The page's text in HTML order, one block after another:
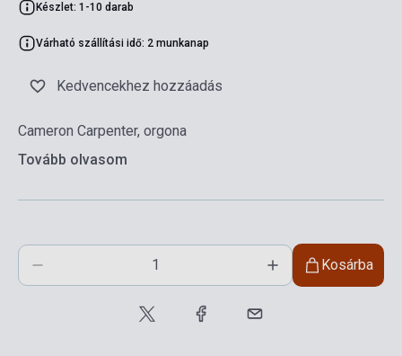
Készlet: 1-10 darab
Várható szállítási idő: 2 munkanap
Kedvencekhez hozzáadás
Cameron Carpenter, orgona
Tovább olvasom
Kosárba